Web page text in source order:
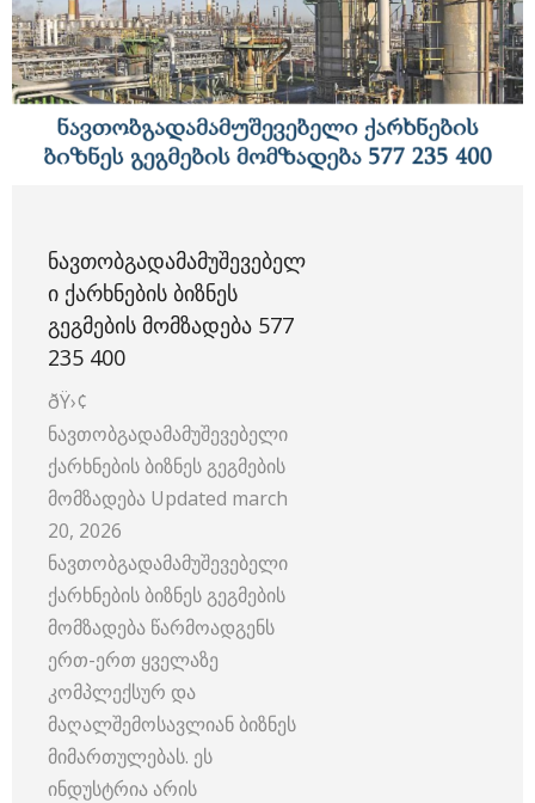
ᲜᲐᲕᲗᲝᲑᲒᲐᲓᲐᲛᲐᲛᲣᲨᲔᲕᲔᲑᲔᲚ
Ი ᲥᲐᲠᲮᲜᲔᲑᲘᲡ ᲑᲘᲖᲜᲔᲡ
ᲒᲔᲒᲛᲔᲑᲘᲡ ᲛᲝᲛᲖᲐᲓᲔᲑᲐ 577
235 400
ðŸ›¢️
ნავთობგადამამუშევებელი
ქარხნების ბიზნეს გეგმების
მომზადება Updated march
20, 2026
ნავთობგადამამუშევებელი
ქარხნების ბიზნეს გეგმების
მომზადება წარმოადგენს
ერთ-ერთ ყველაზე
კომპლექსურ და
მაღალშემოსავლიან ბიზნეს
მიმართულებას. ეს
ინდუსტრია არის